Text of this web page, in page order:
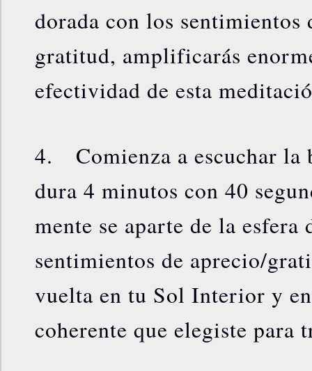
dorada con los sentimientos
gratitud, amplificarás
efectividad de esta
4. Comienza a escuchar la
dura 4 minutos con 40
mente se aparte de la esfera
sentimientos de aprecio/
vuelta en tu Sol Interior y
coherente que elegiste para